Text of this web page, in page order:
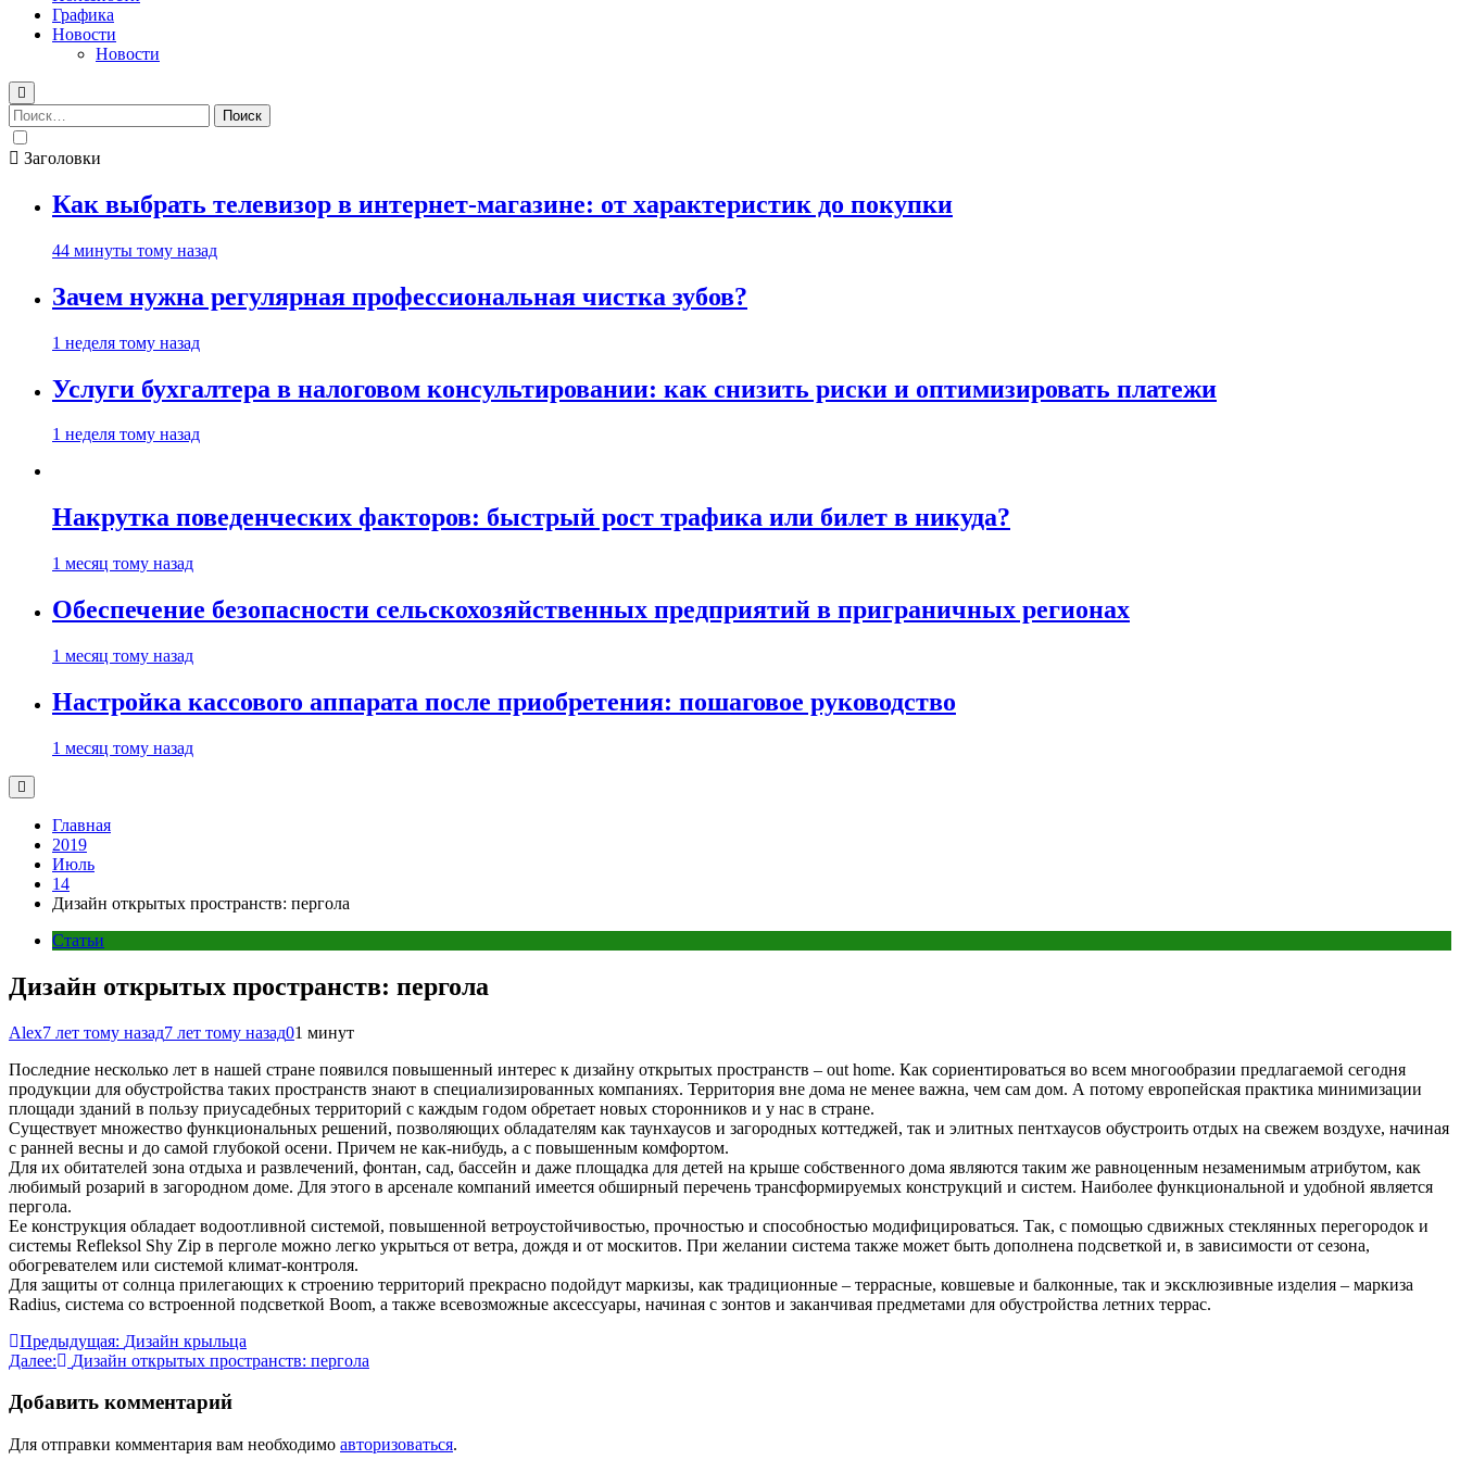
Графика
Новости
Новости
Найти:
Заголовки
Как выбрать телевизор в интернет-магазине: от характеристик до покупки
44 минуты тому назад
Зачем нужна регулярная профессиональная чистка зубов?
1 неделя тому назад
Услуги бухгалтера в налоговом консультировании: как снизить риски и оптимизировать платежи
1 неделя тому назад
Накрутка поведенческих факторов: быстрый рост трафика или билет в никуда?
1 месяц тому назад
Обеспечение безопасности сельскохозяйственных предприятий в приграничных регионах
1 месяц тому назад
Настройка кассового аппарата после приобретения: пошаговое руководство
1 месяц тому назад
Главная
2019
Июль
14
Дизайн открытых пространств: пергола
Статьи
Дизайн открытых пространств: пергола
Alex7 лет тому назад7 лет тому назад01 минут
Последние несколько лет в нашей стране появился повышенный интерес к дизайну открытых пространств – out home. Как сориентироваться во всем многообразии предлагаемой сегодня
продукции для обустройства таких пространств знают в специализированных компаниях. Территория вне дома не менее важна, чем сам дом. А потому европейская практика минимизации
площади зданий в пользу приусадебных территорий с каждым годом обретает новых сторонников и у нас в стране.
Существует множество функциональных решений, позволяющих обладателям как таунхаусов и загородных коттеджей, так и элитных пентхаусов обустроить отдых на свежем воздухе, начиная
с ранней весны и до самой глубокой осени. Причем не как-нибудь, а с повышенным комфортом.
Для их обитателей зона отдыха и развлечений, фонтан, сад, бассейн и даже площадка для детей на крыше собственного дома являются таким же равноценным незаменимым атрибутом, как
любимый розарий в загородном доме. Для этого в арсенале компаний имеется обширный перечень трансформируемых конструкций и систем. Наиболее функциональной и удобной является
пергола.
Ее конструкция обладает водоотливной системой, повышенной ветроустойчивостью, прочностью и способностью модифицироваться. Так, с помощью сдвижных стеклянных перегородок и
системы Refleksol Shy Zip в перголе можно легко укрыться от ветра, дождя и от москитов. При желании система также может быть дополнена подсветкой и, в зависимости от сезона,
обогревателем или системой климат-контроля.
Для защиты от солнца прилегающих к строению территорий прекрасно подойдут маркизы, как традиционные – террасные, ковшевые и балконные, так и эксклюзивные изделия – маркиза
Radius, система со встроенной подсветкой Boom, а также всевозможные аксессуары, начиная с зонтов и заканчивая предметами для обустройства летних террас.
Навигация
по
записям
Предыдущая: Дизайн крыльца
Далее:
Дизайн открытых пространств: пергола
Добавить комментарий
Для отправки комментария вам необходимо авторизоваться.